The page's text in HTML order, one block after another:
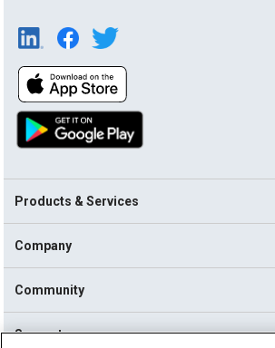
Products & Services
Company
Community
Support